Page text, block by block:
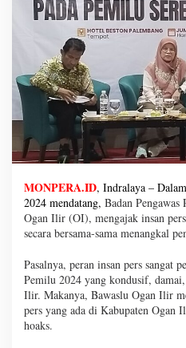
MONPERA.ID, Indralaya –
2024 mendatang, Badan
Ogan Ilir (OI), mengajak insan
secara bersama-sama menangkal
Pasalnya, peran insan pers sangat
Pemilu 2024 yang kondusif,
Ilir. Makanya, Bawaslu Ogan Ilir
pers yang ada di Kabupaten Ogan
hoaks.